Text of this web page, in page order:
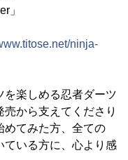
」
ninja-
を楽しめる忍者ダーツ
売から支えてくださり
めてみた方、全ての
ている方に、心より感